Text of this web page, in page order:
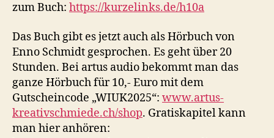
zum Buch: https://kurzelinks.de/h10a
Das Buch gibt es jetzt auch als Hörbuch von
Enno Schmidt gesprochen. Es geht über 20
Stunden. Bei artus audio bekommt man das
ganze Hörbuch für 10,- Euro mit dem
Gutscheincode „WIUK2025“: www.artus-
kreativschmiede.ch/shop. Gratiskapitel kann
man hier anhören: